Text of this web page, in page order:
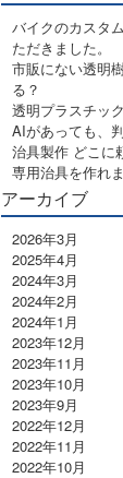
バイクのカスタ
ただきました。
市販にない透明
る？
透明プラスチッ
AIがあっても、
治具製作 どこに
専用治具を作れ
アーカイブ
2026年3月
2025年4月
2024年3月
2024年2月
2024年1月
2023年12月
2023年11月
2023年10月
2023年9月
2022年12月
2022年11月
2022年10月